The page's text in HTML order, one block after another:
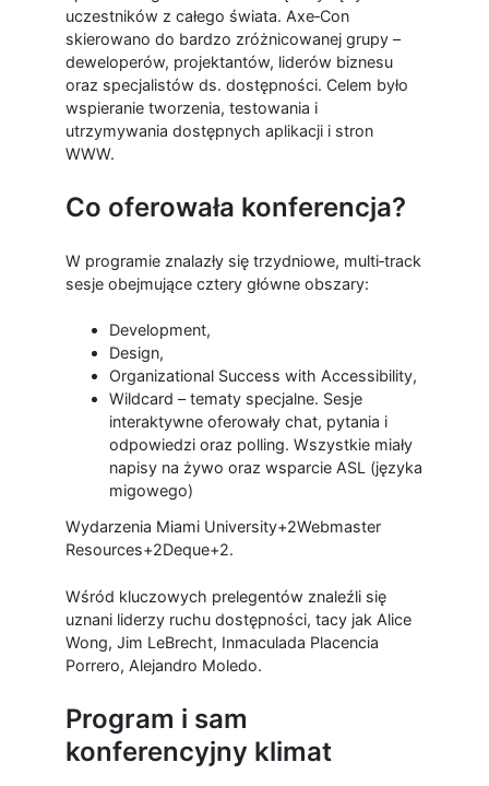
uczestników z całego świata. Axe‑Con
skierowano do bardzo zróżnicowanej grupy –
deweloperów, projektantów, liderów biznesu
oraz specjalistów ds. dostępności. Celem było
wspieranie tworzenia, testowania i
utrzymywania dostępnych aplikacji i stron
WWW.
Co oferowała konferencja?
W programie znalazły się trzydniowe, multi‑track
sesje obejmujące cztery główne obszary:
Development,
Design,
Organizational Success with Accessibility,
Wildcard – tematy specjalne. Sesje
interaktywne oferowały chat, pytania i
odpowiedzi oraz polling. Wszystkie miały
napisy na żywo oraz wsparcie ASL (języka
migowego)
Wydarzenia Miami University+2Webmaster
Resources+2Deque+2.
Wśród kluczowych prelegentów znaleźli się
uznani liderzy ruchu dostępności, tacy jak Alice
Wong, Jim LeBrecht, Inmaculada Placencia
Porrero, Alejandro Moledo.
Program i sam
konferencyjny klimat